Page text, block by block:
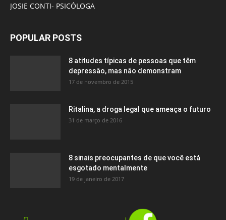
JOSIE CONTI- PSICÓLOGA
POPULAR POSTS
8 atitudes típicas de pessoas que têm
depressão, mas não demonstram
17 de novembro de 2015
Ritalina, a droga legal que ameaça o futuro
31 de março de 2016
8 sinais preocupantes de que você está
esgotado mentalmente
19 de janeiro de 2017